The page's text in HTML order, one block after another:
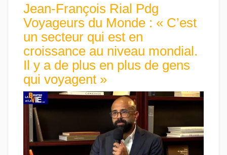
Jean-François Rial Pdg
Voyageurs du Monde : « C’est
un secteur qui est en
croissance au niveau mondial.
Il y a de plus en plus de gens
qui voyagent »